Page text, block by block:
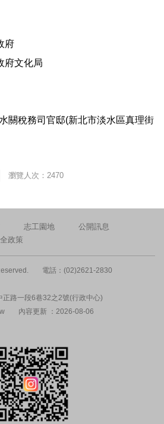
府
府文化局
關稅務司官邸(新北市淡水區真理街
瀏覽人次：2470
志工園地
公開訊息
政策
電話：(02)2621-2830
路一段6巷32之2號(行政中心)
內容更新 ：2026-08-06